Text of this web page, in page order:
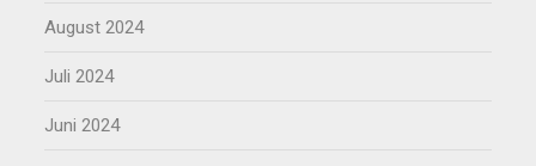
August 2024
Juli 2024
Juni 2024